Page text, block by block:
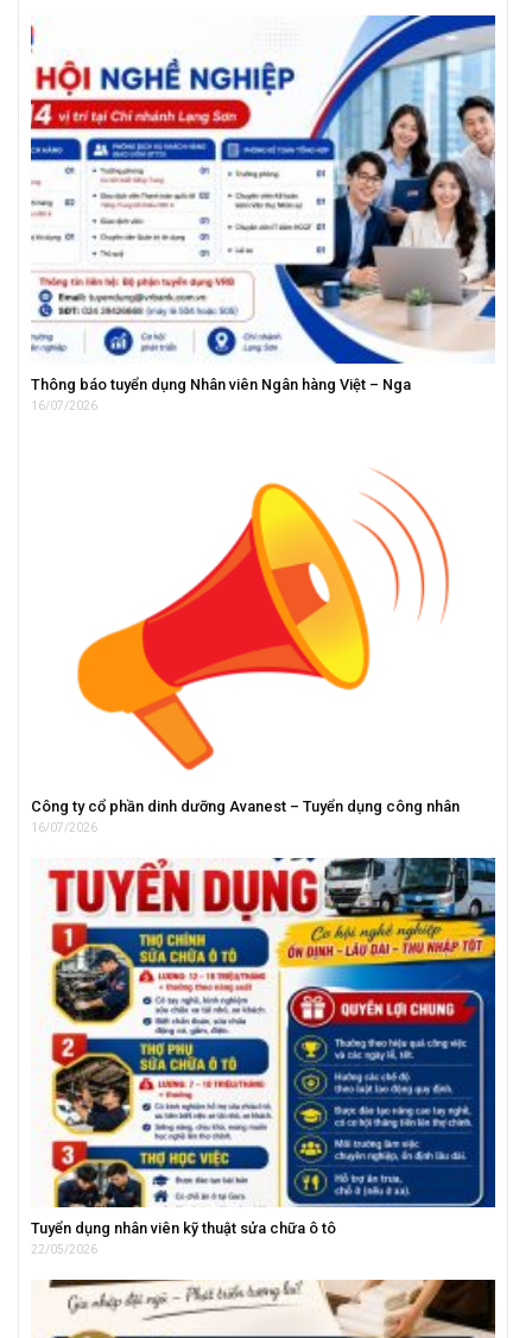
Thông báo tuyển dụng Nhân viên Ngân hàng Việt – Nga
16/07/2026
Công ty cổ phần dinh dưỡng Avanest – Tuyển dụng công nhân
16/07/2026
Tuyển dụng nhân viên kỹ thuật sửa chữa ô tô
22/05/2026